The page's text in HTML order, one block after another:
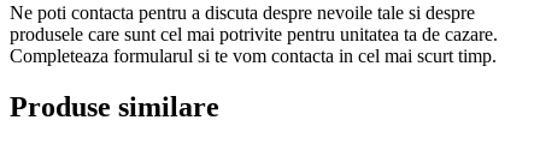
Ne poti contacta pentru a discuta despre nevoile tale si despre
produsele care sunt cel mai potrivite pentru unitatea ta de cazare.
Completeaza formularul si te vom contacta in cel mai scurt timp.
Produse similare